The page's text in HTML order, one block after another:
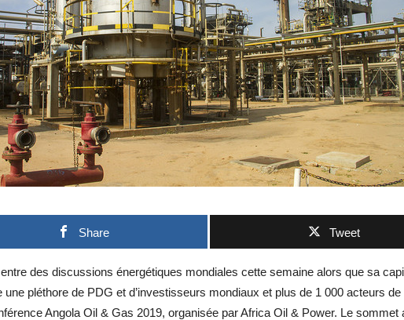
Share Tweet
des discussions énergétiques mondiales cette semaine alors que sa
une pléthore de PDG et d’investisseurs mondiaux et plus de 1 000 acteurs de
Angola Oil & Gas 2019, organisée par Africa Oil & Power. Le sommet